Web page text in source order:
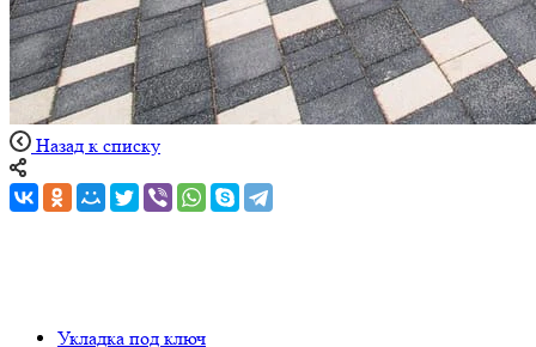
Назад к списку
Укладка под ключ